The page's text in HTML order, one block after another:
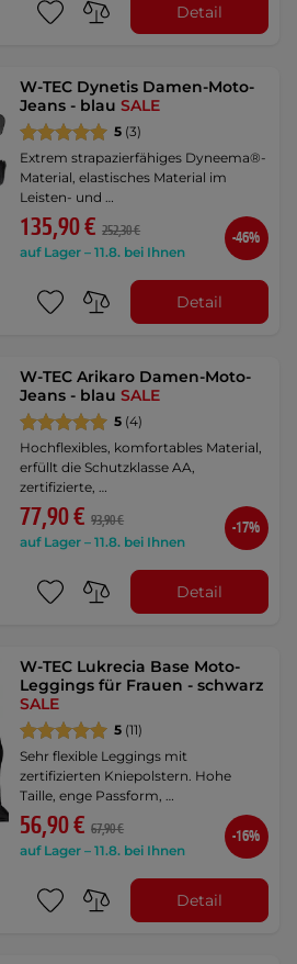
Detail
W-TEC Dynetis Damen-Moto-
Jeans - blauSALE
5 (3)
Extrem strapazierfähiges Dyneema®-
Material, elastisches Material im
Leisten- und …
135,90 € 252,30 €
auf Lager – 11.8. bei Ihnen
-46%
Detail
W-TEC Arikaro Damen-Moto-
Jeans - blauSALE
5 (4)
Hochflexibles, komfortables Material,
erfüllt die Schutzklasse AA,
zertifizierte, …
77,90 € 93,90 €
auf Lager – 11.8. bei Ihnen
-17%
Detail
W-TEC Lukrecia Base Moto-
Leggings für Frauen - schwarz
SALE
5 (11)
Sehr flexible Leggings mit
zertifizierten Kniepolstern. Hohe
Taille, enge Passform, …
56,90 € 67,90 €
auf Lager – 11.8. bei Ihnen
-16%
Detail